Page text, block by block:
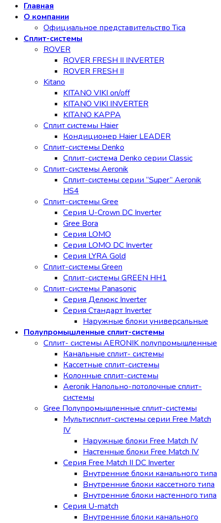
Главная
О компании
Официальное представительство Tica
Сплит-системы
ROVER
ROVER FRESH II INVERTER
ROVER FRESH II
Kitano
KITANO VIKI on/off
KITANO VIKI INVERTER
KITANO KAPPA
Сплит системы Haier
Кондиционер Haier LEADER
Сплит-системы Denko
Сплит-система Denko серии Classic
Сплит-системы Aeronik
Сплит-системы серии “Super” Aeronik
HS4
Сплит-системы Gree
Серия U-Crown DC Inverter
Gree Bora
Серия LOMO
Серия LOMO DC Inverter
Серия LYRA Gold
Сплит-системы Green
Сплит-системы GREEN HH1
Сплит-системы Panasonic
Серия Делюкс Inverter
Серия Стандарт Inverter
Наружные блоки универсальные
Полупромышленные сплит-системы
Сплит- системы AERONIK полупромышленные
Канальные сплит- системы
Кассетные сплит-системы
Колонные сплит-системы
Aeronik Напольно-потолочные сплит-
системы
Gree Полупромышленные сплит-системы
Мультисплит-системы cерии Free Match
IV
Наружные блоки Free Match IV
Настенные блоки Free Match IV
Серия Free Match II DC Inverter
Внутренние блоки канального типа
Внутренние блоки кассетного типа
Внутренние блоки настенного типа
Серия U-match
Внутренние блоки канального